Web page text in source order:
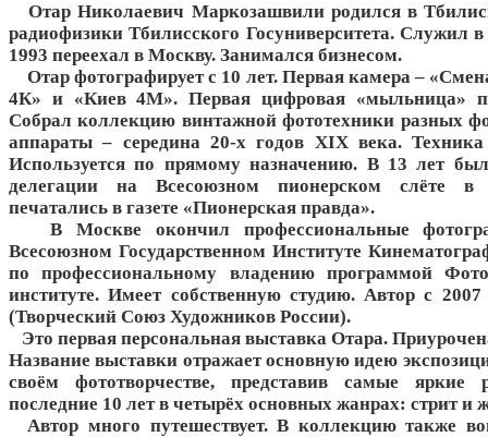
Отар Николаевич Маркозашвили родился в
радиофизики Тбилисского Госуниверситета. Служил
1993 переехал в Москву. Занимался бизнесом.
Отар фотографирует с 10 лет. Первая камера –
4К» и «Киев 4М». Первая цифровая «мыльница»
Собрал коллекцию винтажной фототехники разных
аппараты – середина 20-х годов XIX века.
Используется по прямому назначению. В 13 лет был
делегации на Всесоюзном пионерском слёте
печатались в газете «Пионерская правда».
В Москве окончил профессиональные
Всесоюзном Государственном Институте
по профессиональному владению программой
институте. Имеет собственную студию. Автор с
(Творческий Союз Художников России).
Это первая персональная выставка Отара.
Название выставки отражает основную идею
своём фототворчестве, представив самые яркие
последние 10 лет в четырёх основных жанрах: стрит и
Автор много путешествует. В коллекцию также